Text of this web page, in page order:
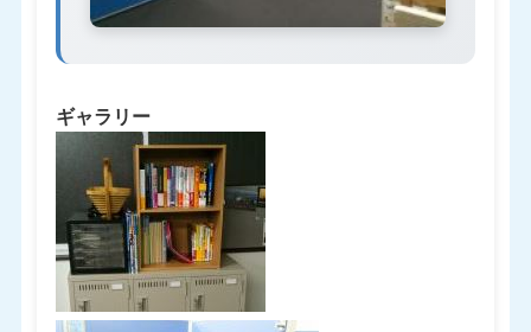
ギャラリー